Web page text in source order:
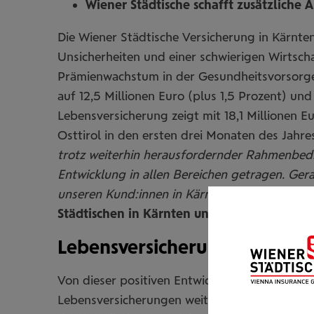
Wiener Städtische schafft zusätzliche
Die Wiener Städtische Versicherung in
Unsicherheiten und einer schwierigen
Prämienwachstum in der
auf 12,5 Millionen Euro (plus 1,5 Prozent)
Lebensversicherung zeigt mit 18,1 Millionen
Osttirol in den ersten drei Monaten des
trotz weiterhin herausfordernder
Entwicklung in allen Bereichen getragen.
unseren Kund:innen in Kärnten und Osttirol
Städtischen in Kärnten und Osttirol.
Lebensversicherung
Von dieser positiven Entwicklung profitiert
Lebensversicherungen weiter zu.